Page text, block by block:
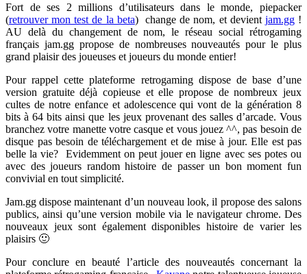
Fort de ses 2 millions d’utilisateurs dans le monde, piepacker
(retrouver mon test de la beta) change de nom, et devient jam.gg!
AU delà du changement de nom, le réseau social rétrogaming
français jam.gg propose de nombreuses nouveautés pour le plus
grand plaisir des joueuses et joueurs du monde entier!
Pour rappel cette plateforme retrogaming dispose de base d’une
version gratuite déjà copieuse et elle propose de nombreux jeux
cultes de notre enfance et adolescence qui vont de la génération 8
bits à 64 bits ainsi que les jeux provenant des salles d’arcade. Vous
branchez votre manette votre casque et vous jouez ^^, pas besoin de
disque pas besoin de téléchargement et de mise à jour. Elle est pas
belle la vie? Evidemment on peut jouer en ligne avec ses potes ou
avec des joueurs random histoire de passer un bon moment fun
convivial en tout simplicité.
Jam.gg dispose maintenant d’un nouveau look, il propose des salons
publics, ainsi qu’une version mobile via le navigateur chrome. Des
nouveaux jeux sont également disponibles histoire de varier les
plaisirs 🙂
Pour conclure en beauté l’article des nouveautés concernant la